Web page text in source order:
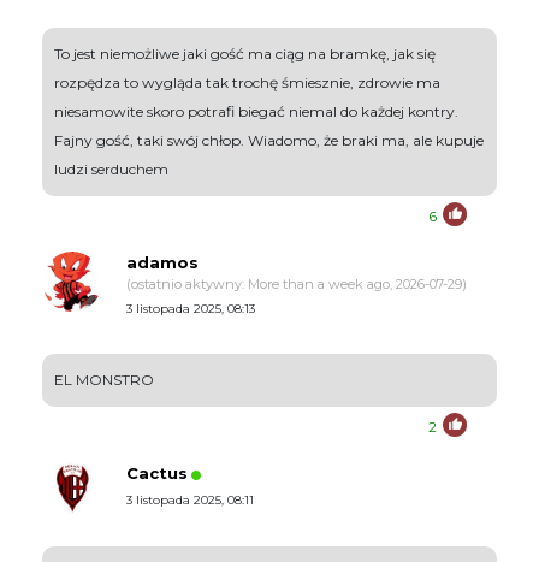
To jest niemożliwe jaki gość ma ciąg na bramkę, jak się
rozpędza to wygląda tak trochę śmiesznie, zdrowie ma
niesamowite skoro potrafi biegać niemal do każdej kontry.
Fajny gość, taki swój chłop. Wiadomo, że braki ma, ale kupuje
ludzi serduchem
6
adamos
(ostatnio aktywny: More than a week ago, 2026-07-29)
3 listopada 2025, 08:13
EL MONSTRO
2
Cactus
3 listopada 2025, 08:11